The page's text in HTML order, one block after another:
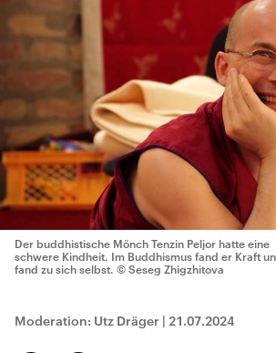
Der buddhistische Mönch Tenzin Peljor hatte eine
schwere Kindheit. Im Buddhismus fand er Kraft
fand zu sich selbst. © Seseg Zhigzhitova
Moderation: Utz Dräger | 21.07.2024